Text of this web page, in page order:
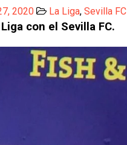
2020 La Liga, Sevilla FC
con el Sevilla FC.